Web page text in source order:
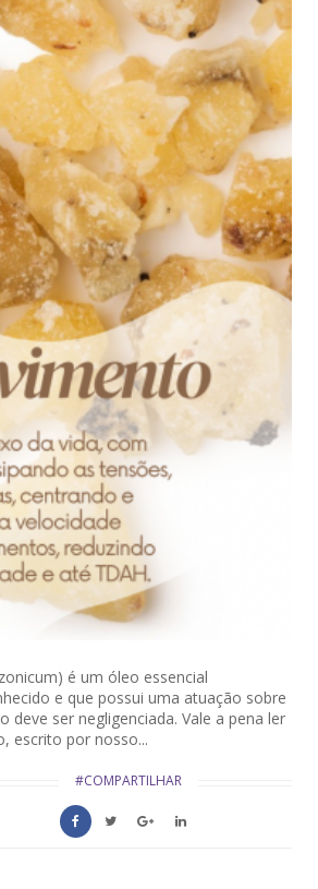
é um óleo essencial
e que possui uma atuação sobre
deve ser negligenciada. Vale a pena ler
escrito por nosso...
#COMPARTILHAR